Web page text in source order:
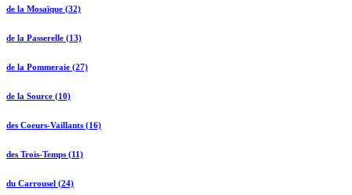
de la Mosaïque (32)
de la Passerelle (13)
de la Pommeraie (27)
de la Source (10)
des Coeurs-Vaillants (16)
des Trois-Temps (11)
du Carrousel (24)